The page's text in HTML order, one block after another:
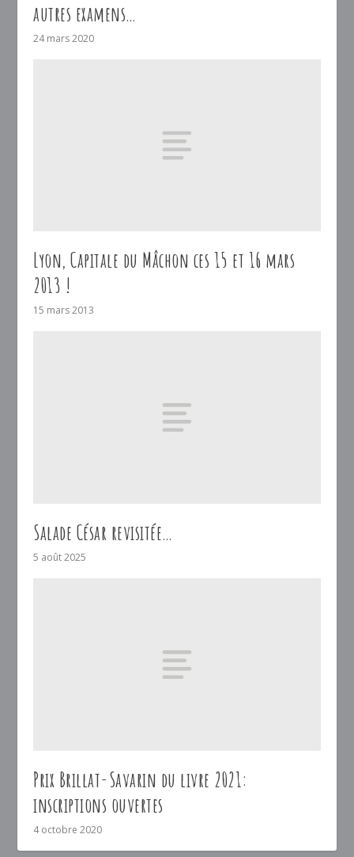
autres examens…
24 mars 2020
Lyon, Capitale du Mâchon ces 15 et 16 mars
2013 !
15 mars 2013
Salade César revisitée…
5 août 2025
Prix Brillat-Savarin du livre 2021:
inscriptions ouvertes
4 octobre 2020